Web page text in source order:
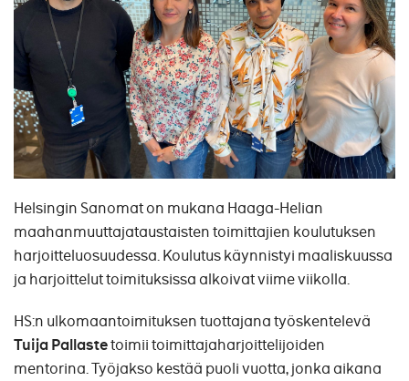
Helsingin Sanomat on mukana Haaga-Helian
maahanmuuttajataustaisten toimittajien koulutuksen
harjoitteluosuudessa. Koulutus käynnistyi maaliskuussa
ja harjoittelut toimituksissa alkoivat viime viikolla.
HS:n ulkomaantoimituksen tuottajana työskentelevä
Tuija Pallastetoimii toimittajaharjoittelijoiden
mentorina. Työjakso kestää puoli vuotta, jonka aikana